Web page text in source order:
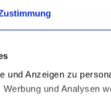
und Anzeigen zu
und Analysen